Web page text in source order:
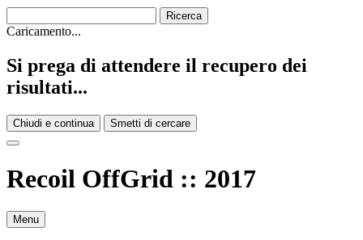
Caricamento...
Si prega di attendere il recupero dei
risultati...
Chiudi e continua Smetti di cercare
Recoil OffGrid :: 2017
Menu